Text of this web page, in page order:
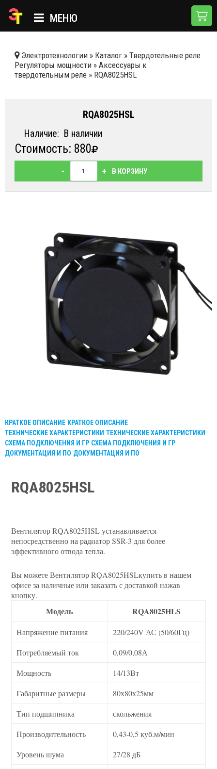
МЕНЮ
КАТАЛОГ
НОВОСТИ
ДОСТАВКА И ОПЛАТА
КОНТАКТЫ
Электротехнологии » Каталог » Твердотельные реле
Регуляторы мощности » Аксессуары к
твердотельным реле » RQA8025HSL
RQA8025HSL
Наличие: В наличии
Стоимость: 880
- + В КОРЗИНУ
КРАТКОЕ ОПИСАНИЕ КРАТКОЕ ОПИСАНИЕ
ТЕХНИЧЕСКИЕ ХАРАКТЕРИСТИКИ ТЕХНИЧЕСКИЕ ХАРАКТЕРИСТИКИ
СХЕМА ПОДКЛЮЧЕНИЯ И ГР СХЕМА ПОДКЛЮЧЕНИЯ И ГР
ДОКУМЕНТАЦИЯ И ПО ДОКУМЕНТАЦИЯ И ПО
RQA8025HSL
Вентилятор RQA8025HSL устанавливается
непосредственно на радиатор SSR-3 для более
эффективного отвода тепла.
Вы можете Вентилятор RQA8025HSLкупить в нашем
офисе за наличные или заказать с доставкой нажав
кнопку.
Модель RQA8025HLS
Напряжение питания
220/240V АС (50/60Гц)
Потребляемый ток
0,09/0,08А
Мощность
14/13Вт
Габаритные размеры
80х80х25мм
Тип подшипника
скольжения
Производительность
0,43-0,5 куб.м/мин
Уровень шума
27/28 дБ